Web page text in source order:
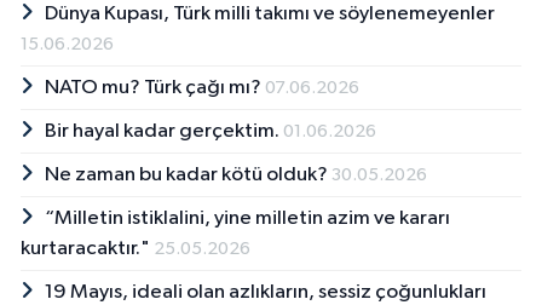
Dünya Kupası, Türk milli takımı ve söylenemeyenler
15.06.2026
NATO mu? Türk çağı mı? 07.06.2026
Bir hayal kadar gerçektim. 01.06.2026
Ne zaman bu kadar kötü olduk? 30.05.2026
“Milletin istiklalini, yine milletin azim ve kararı
kurtaracaktır." 25.05.2026
19 Mayıs, ideali olan azlıkların, sessiz çoğunlukları